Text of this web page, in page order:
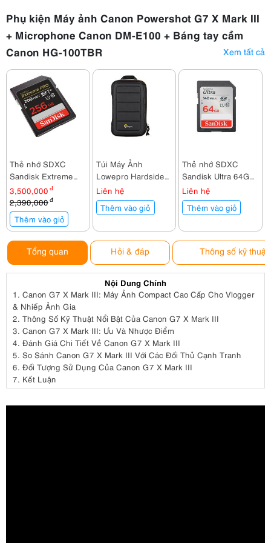
Phụ kiện Máy ảnh Canon Powershot G7 X Mark III
+ Microphone Canon DM-E100 + Báng tay cầm
Canon HG-100TBR
Xem tất cả
Thẻ nhớ SDXC
Sandisk Extreme
Pro 256GB
200MB/140MB/s
3,500,000 đ
2,390,000đ
Thêm vào giỏ
Túi Máy Ảnh
Lowepro Hardside
CS 60
Liên hệ
Thêm vào giỏ
Thẻ nhớ SDXC
Sandisk Ultra 64GB
140MB/s
Liên hệ
Thêm vào giỏ
Tổng quan Hỏi & đáp Thông số kỹ thuật
Nội Dung Chính
1. Canon G7 X Mark III: Máy Ảnh Compact Cao Cấp Cho Vlogger
& Nhiếp Ảnh Gia
2. Thông Số Kỹ Thuật Nổi Bật Của Canon G7 X Mark III
3. Canon G7 X Mark III: Ưu Và Nhược Điểm
4. Đánh Giá Chi Tiết Về Canon G7 X Mark III
5. So Sánh Canon G7 X Mark III Với Các Đối Thủ Cạnh Tranh
6. Đối Tượng Sử Dụng Của Canon G7 X Mark III
7. Kết Luận